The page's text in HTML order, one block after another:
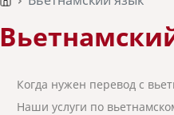
Когда нужен перевод с
Наши услуги по